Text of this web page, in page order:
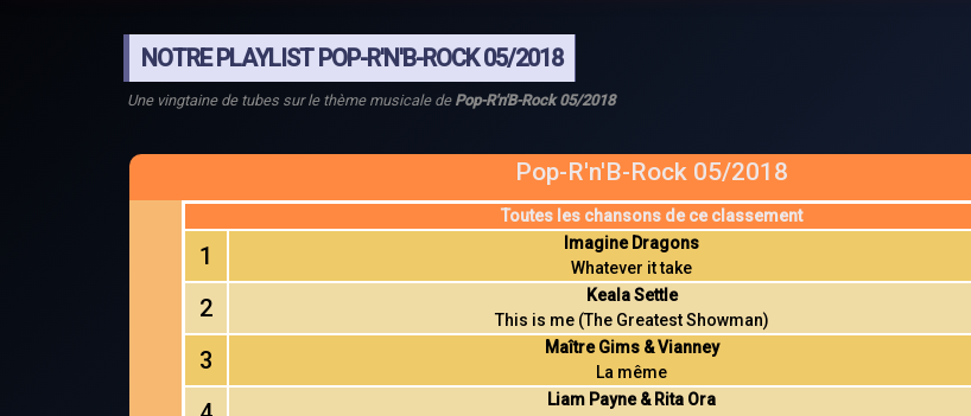
NOTRE PLAYLIST POP-R'N'B-ROCK 05/2018
Une vingtaine de tubes sur le thème musicale de Pop-R'n'B-Rock 05/2018
Pop-R'n'B-Rock 05/2018
Toutes les chansons de ce classement
1
Imagine Dragons
Whatever it take
2
Keala Settle
This is me (The Greatest Showman)
3
Maître Gims & Vianney
La même
Liam Payne & Rita Ora